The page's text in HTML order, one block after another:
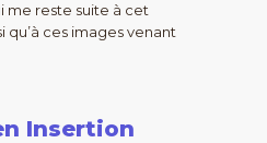
me reste suite à cet
qu’à ces images venant
Insertion